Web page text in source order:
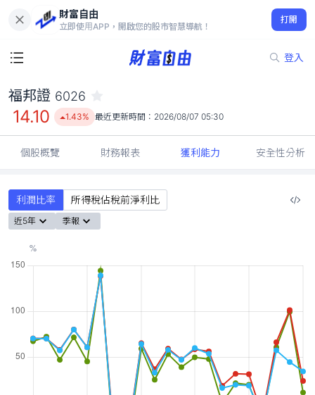
財富自由
立即使用APP，開啟您的股市智慧導航！
打開
登入
14.10
1.43%
福邦證 6026
14.10 1.43% 最近更新時間： 2026/08/07 05:30
個股概覽 財務報表 獲利能力 安全性分析
利潤比率 所得稅佔稅前淨利比
近5年 季報